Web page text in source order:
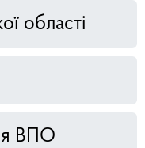
області
ВПО